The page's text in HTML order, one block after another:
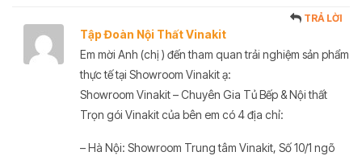
Tập Đoàn Nội Thất Vinakit
TRẢ LỜI
Em mời Anh (chị ) đến tham quan trải nghiệm sản phẩm
thực tế tại Showroom Vinakit ạ:
Showroom Vinakit – Chuyên Gia Tủ Bếp & Nội thất
Trọn gói Vinakit của bên em có 4 địa chỉ:
– Hà Nội: Showroom Trung tâm Vinakit, Số 10/1 ngõ